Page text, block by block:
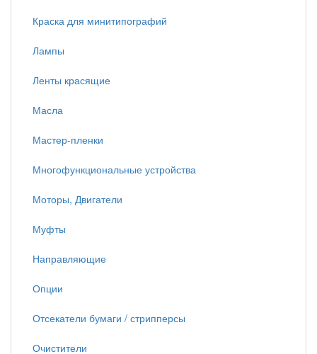
Краска для минитипографий
Лампы
Ленты красящие
Масла
Мастер-пленки
Многофункциональные устройства
Моторы, Двигатели
Муфты
Направляющие
Опции
Отсекатели бумаги / стрипперсы
Очистители